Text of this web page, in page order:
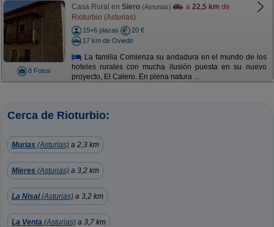
8 Fotos
Casa Rural en Siero (Asturias) a 22,5 km de
Rioturbio (Asturias)
15+6 plazas
20 €
17 km de Oviedo
La familia Comienza su andadura en el mundo de los
hoteles rurales con mucha ilusión puesta en su nuevo
proyecto, El Calero. En plena natura ...
Cerca de Rioturbio:
Murias (Asturias) a 2,3 km
Mieres (Asturias) a 3,2 km
La Nisal(Asturias) a 3,2 km
La Venta (Asturias) a 3,7 km